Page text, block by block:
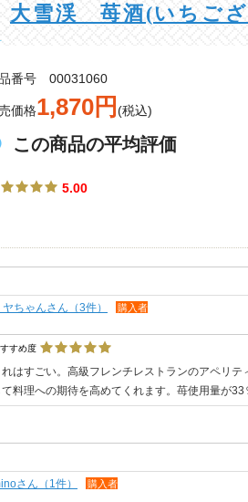
大雪渓 苺酒(いちご
番号 00031060
価格1,870円 (税込)
この商品の平均評価
5.00
ヤちゃんさん（3件） 購入者
すめ度
はすごい。高級フレンチレストランのアペリ
料理への期待を高めてくれます。苺使用量が
さん（1件） 購入者